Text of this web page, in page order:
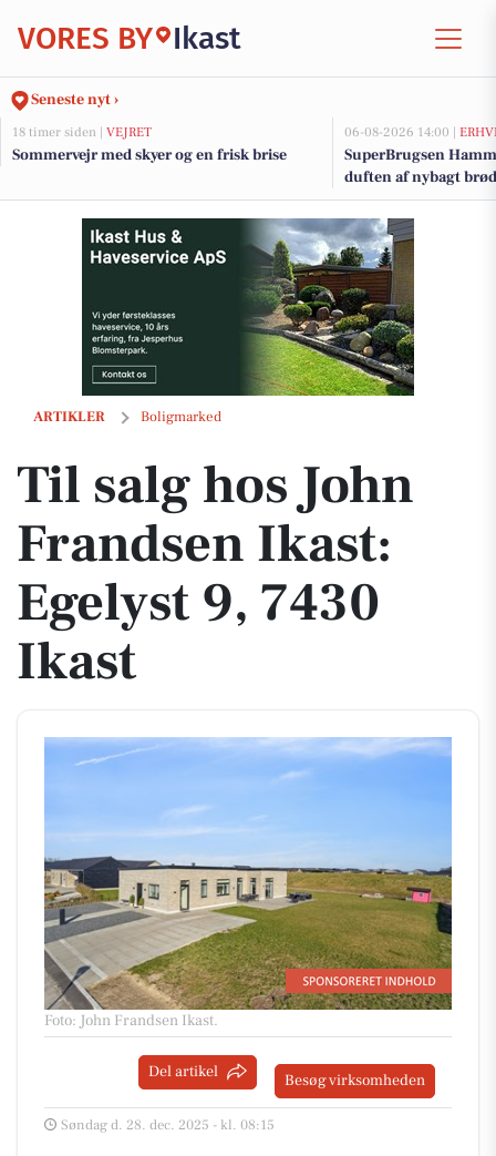
VORES BY Ikast
Seneste nyt ›
18 timer siden | VEJRET
Sommervejr med skyer og en frisk brise
06-08-2026 14:00 |
SuperBrugsen
duften af nybagt brød
ARTIKLER Boligmarked
Til salg hos John Frandsen Ikast: Egelyst 9, 7430 Ikast
Til salg hos John
Frandsen Ikast:
Egelyst 9, 7430
Ikast
Foto: John Frandsen Ikast.
Del artikel Besøg virksomheden
Søndag d. 28. dec. 2025 - kl. 08:15